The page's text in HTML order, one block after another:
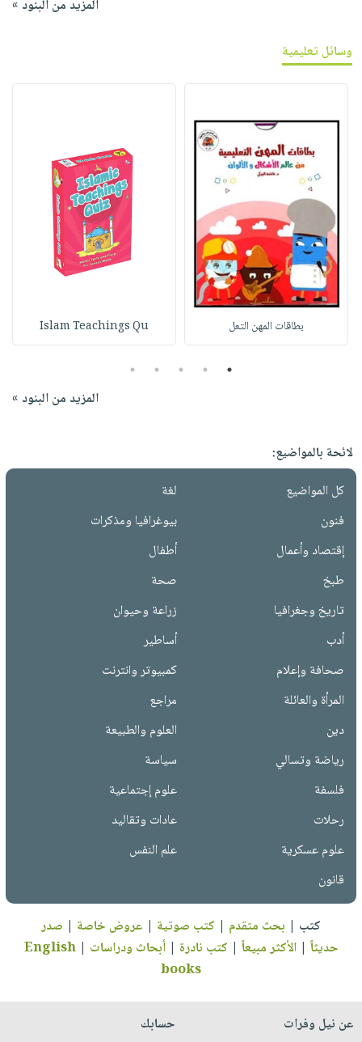
المزيد من البنود »
وسائل تعليمية
بطاقات المهن التعل Islam Teachings Qu
1
2
3
4
5
المزيد من البنود »
لائحة بالمواضيع:
كل المواضيع
لغة
فنون
بيوغرافيا ومذكرات
إقتصاد وأعمال
أطفال
طبخ
صحة
تاريخ وجغرافيا
زراعة وحيوان
أدب
أساطير
صحافة وإعلام
كمبيوتر وانترنت
المرأة والعائلة
مراجع
دين
العلوم والطبيعة
رياضة وتسالي
سياسة
فلسفة
علوم إجتماعية
رحلات
عادات وتقاليد
علوم عسكرية
علم النفس
قانون
كتب | بحث متقدم | كتب صوتية | عروض خاصة | صدر
حديثاً |الأكثر مبيعاً | كتب نادرة |أبحاث ودراسات |
English
books
عن نيل وفرات
حسابك